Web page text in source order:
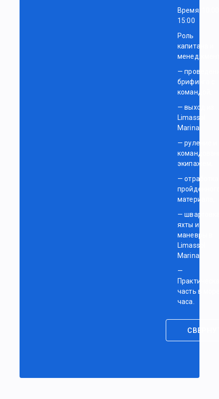
Время:
15:00
Роль
капитана и
—
брифинга с
командой,
— выход из
Limassol
Marina,
— руление и
экипажем,
— отработка
материала,
—
яхты и
маневры в
Limassol
Marina.
—
часть в
часа.